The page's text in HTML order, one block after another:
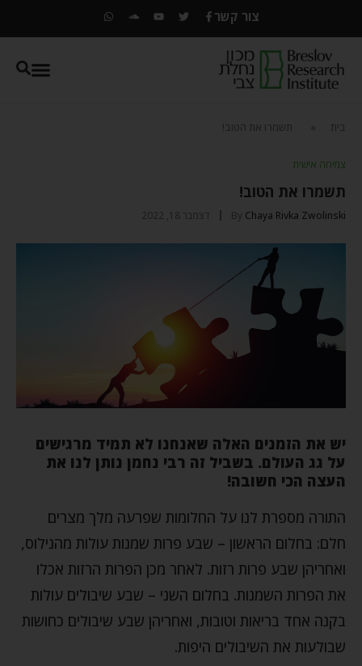
צור קשר
» תשמרו את הטוב!
צמיחה אישית
תשמרו את הטוב!
ByChaya Rivka Zwolinski דצמבר 18, 2022
יש את הזמנים האלה שאנחנו לא תמיד מרגישים
על גג העולם. בשביל זה רבי נחמן נותן לנו את
העצה הכי חשובה!
התורה מספרת לנו על החלומות שפרעה מלך מצרים
חלם: בחלום הראשון – שבע פרות שמנות עולות מהנילוס,
ואחריהן שבע פרות רזות. לאחר מכן הפרות הרזות אכלו
את הפרות השמנות. בחלום השני – שבע שיבולים עולות
בקנה אחד בריאות וטובות, ואחריהן שבע שיבולים כחושות
שבולעות את השיבולים היפות.